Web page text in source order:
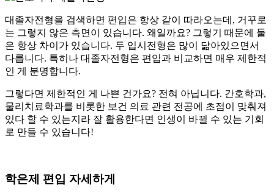
대졸자전형을 검색하면 편입은 항상 같이 따라오는데, 거꾸로
는 그렇지 않은 측면이 있습니다. 왜일까요? 그렇기 때문에 둘
은 항상 차이가 있습니다. 두 입시전형은 많이 닮아있으면서
다릅니다. 특히나 대졸자전형은 편입과 비교하면 매우 제한적
인 게 분명합니다.
​그렇다면 제한적인 게 나쁜 건가요? 전혀 아닙니다. 간호학과,
물리치료학과를 비롯한 보건 의료 관련 전공에 초점이 맞춰져
있다 할 수 있는지라 잘 활용한다면 인생이 바뀔 수 있는 기회
로 만들 수 있습니다!
학은제 편입 자세하게